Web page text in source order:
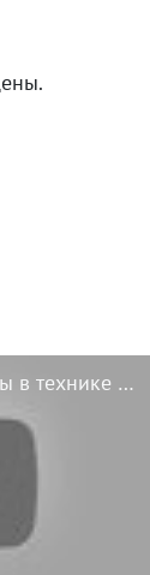
Стрижка на короткие волосы в технике DEMETRIUS